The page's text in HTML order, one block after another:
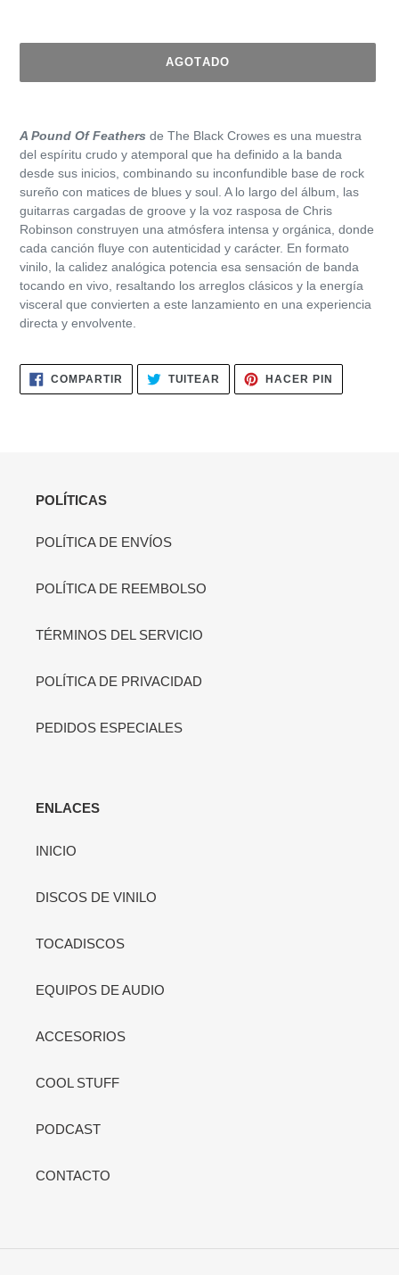
AGOTADO
de
A Pound Of Feathers de The Black Crowes es una muestra
del espíritu crudo y atemporal que ha definido a la banda
desde sus inicios, combinando su inconfundible base de rock
sureño con matices de blues y soul. A lo largo del álbum, las
guitarras cargadas de groove y la voz rasposa de Chris
Robinson construyen una atmósfera intensa y orgánica, donde
cada canción fluye con autenticidad y carácter. En formato
vinilo, la calidez analógica potencia esa sensación de banda
tocando en vivo, resaltando los arreglos clásicos y la energía
visceral que convierten a este lanzamiento en una experiencia
directa y envolvente.
COMPARTIR COMPARTIR
FACEBOOK
TUITEAR TUITEAR
TWITTER
HACER PIN
PINTEREST
POLÍTICAS
POLÍTICA DE ENVÍOS
POLÍTICA DE REEMBOLSO
TÉRMINOS DEL SERVICIO
POLÍTICA DE PRIVACIDAD
PEDIDOS ESPECIALES
ENLACES
INICIO
DISCOS DE VINILO
TOCADISCOS
EQUIPOS DE AUDIO
ACCESORIOS
COOL STUFF
PODCAST
CONTACTO